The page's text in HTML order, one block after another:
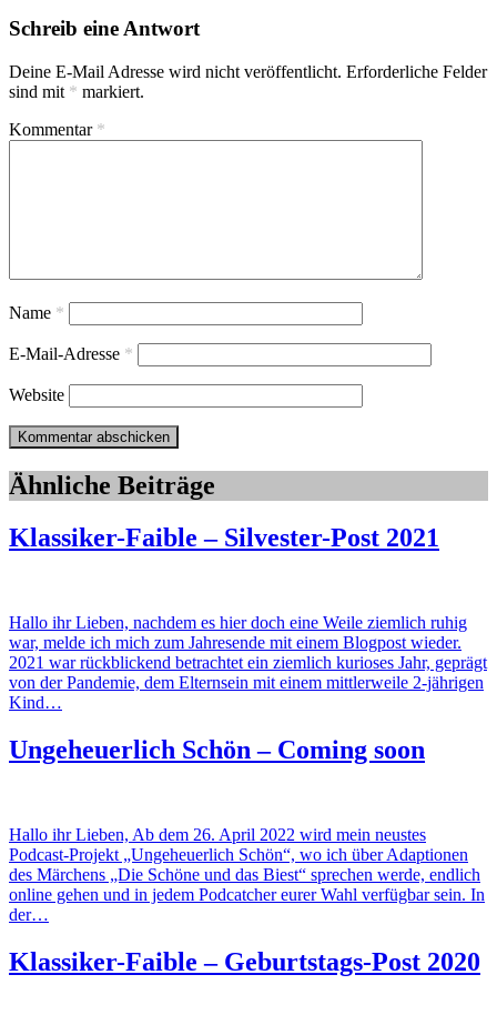
Schreib eine Antwort
Deine E-Mail Adresse wird nicht veröffentlicht. Erforderliche Felder
sind mit * markiert.
Kommentar *
Name *
E-Mail-Adresse *
Website
Ähnliche Beiträge
Klassiker-Faible – Silvester-Post 2021
Hallo ihr Lieben, nachdem es hier doch eine Weile ziemlich ruhig
war, melde ich mich zum Jahresende mit einem Blogpost wieder.
2021 war rückblickend betrachtet ein ziemlich kurioses Jahr, geprägt
von der Pandemie, dem Elternsein mit einem mittlerweile 2-jährigen
Kind…
Ungeheuerlich Schön – Coming soon
Hallo ihr Lieben, Ab dem 26. April 2022 wird mein neustes
Podcast-Projekt „Ungeheuerlich Schön“, wo ich über Adaptionen
des Märchens „Die Schöne und das Biest“ sprechen werde, endlich
online gehen und in jedem Podcatcher eurer Wahl verfügbar sein. In
der…
Klassiker-Faible – Geburtstags-Post 2020